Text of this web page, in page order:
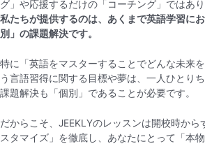
グ」や応援するだけの「コーチング」ではあり
私たちが提供するのは、あくまで英語学習に
別」の課題解決です。
特に「英語をマスターすることでどんな未来
う言語習得に関する目標や夢は、一人ひとり
課題解決も「個別」であることが必要です。
だからこそ、JEEKLYのレッスンは開校時から
スタマイズ」を徹底し、あなたにとって「 本